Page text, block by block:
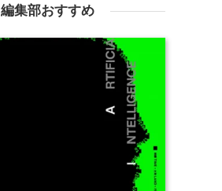
編集部おすすめ